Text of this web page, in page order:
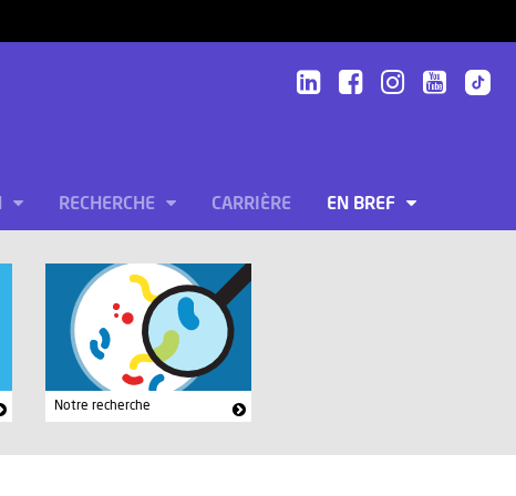
RECHERCHE CARRIÈRE EN BREF
Notre recherche